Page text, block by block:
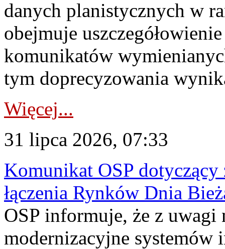
danych planistycznych w
obejmuje
komunikatów
tym doprecyzowania
Więcej...
31 lipca 2026, 07:33
Komunikat OSP dotyczący
łączenia Rynków Dnia
OSP informuje, że z uwagi
modernizacyjne